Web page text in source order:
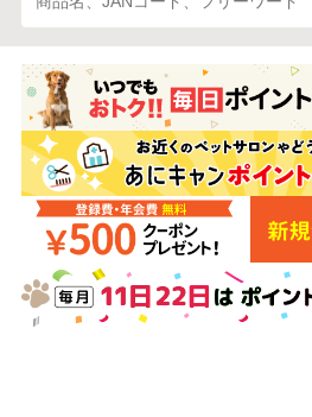
犬
小動物・鳥
ドッグフード
美容・ケア用品
ログイン
会員登録
あにまるキャンパスについて
アフターサービス
商品リクエスト